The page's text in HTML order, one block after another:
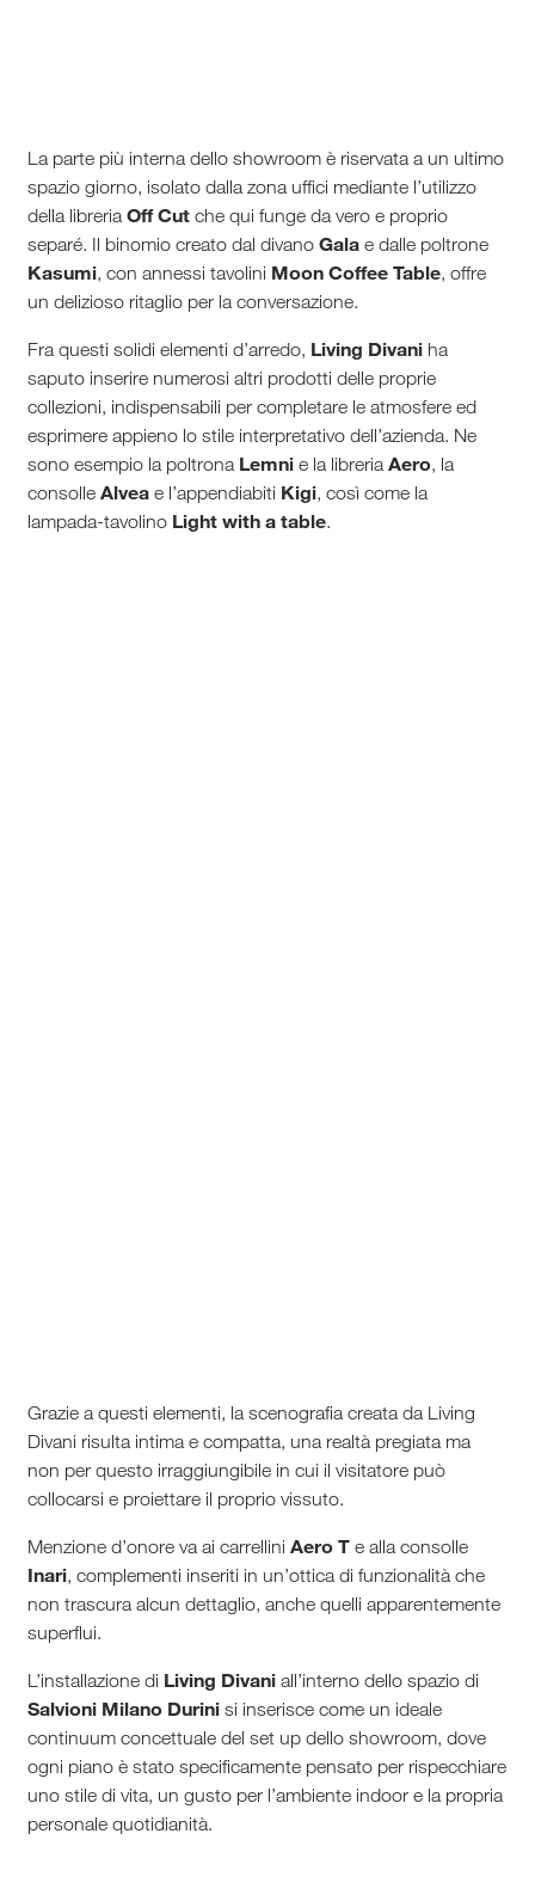
La parte più interna dello showroom è riservata a un ultimo
spazio giorno, isolato dalla zona uffici mediante l’utilizzo
della libreriaOff Cut che qui funge da vero e proprio
separé. Il binomio creato dal divanoGala e dalle poltrone
Kasumi, con annessi tavolini Moon Coffee Table, offre
un delizioso ritaglio per la conversazione.
Fra questi solidi elementi d’arredo, Living Divani ha
saputo inserire numerosi altri prodotti delle proprie
collezioni, indispensabili per completare le atmosfere ed
esprimere appieno lo stile interpretativo dell’azienda. Ne
sono esempio la poltrona Lemni e la libreriaAero, la
consolle Alvea e l’appendiabiti Kigi, così come la
lampada-tavolino Light with a table.
Grazie a questi elementi, la scenografia creata da Living
Divani risulta intima e compatta, una realtà pregiata ma
non per questo irraggiungibile in cui il visitatore può
collocarsi e proiettare il proprio vissuto.
Menzione d’onore va ai carrelliniAero T e alla consolle
Inari, complementi inseriti in un’ottica di funzionalità che
non trascura alcun dettaglio, anche quelli apparentemente
superflui.
L’installazione di Living Divani all’interno dello spazio di
Salvioni Milano Durini si inserisce come un ideale
continuum concettuale del set up dello showroom, dove
ogni piano è stato specificamente pensato per rispecchiare
uno stile di vita, un gusto per l’ambiente indoor e la propria
personale quotidianità.